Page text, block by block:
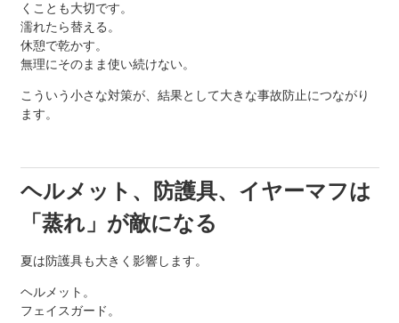
くことも大切です。
濡れたら替える。
休憩で乾かす。
無理にそのまま使い続けない。
こういう小さな対策が、結果として大きな事故防止につながり
ます。
ヘルメット、防護具、イヤーマフは
「蒸れ」が敵になる
夏は防護具も大きく影響します。
ヘルメット。
フェイスガード。